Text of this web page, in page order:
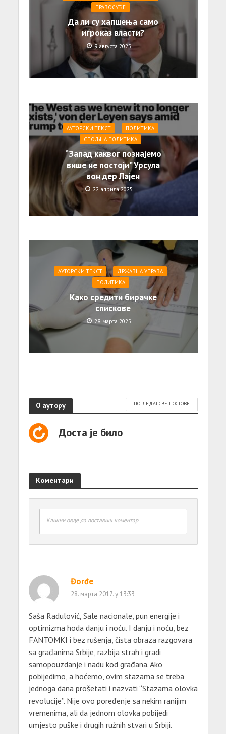
ПРАВОСУЂЕ
Да ли су хапшења само
игроказ власти?
9. августа 2025.
АУТОРСКИ ТЕКСТ
ПОЛИТИКА
СПОЉНА ПОЛИТИКА
“Запад каквог познајемо
више не постоји” Урсула
вон дер Лајен
22. априла 2025.
АУТОРСКИ ТЕКСТ
ДРЖАВНА УПРАВА
ПОЛИТИКА
Како средити бирачке
спискове
28. марта 2025.
О аутору ПОГЛЕДАЈ СВЕ ПОСТОВЕ
Доста је било
Коментари
Кликни овде да поставиш коментар
Đorđe
28. марта 2017. у 13:33
Saša Radulović, Sale nacionale, pun energije i
optimizma hoda danju i noću. I danju i noću, bez
FANTOMKI i bez rušenja, čista obraza razgovara
sa građanima Srbije, razbija strah i gradi
samopouzdanje i nadu kod građana. Ako
pobijedimo, a hoćemo, ovim stazama se treba
jednoga dana prošetati i nazvati “Stazama olovka
revolucije”. Nije ovo poređenje sa nekim ranijim
vremenima, ali da jednom olovka pobijedi
umjesto puške i drugih ružnih stvari u Srbiji.